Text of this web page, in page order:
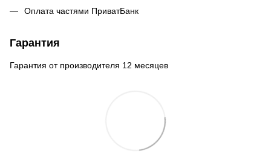
Оплата частями ПриватБанк
Гарантия
Гарантия от производителя 12 месяцев